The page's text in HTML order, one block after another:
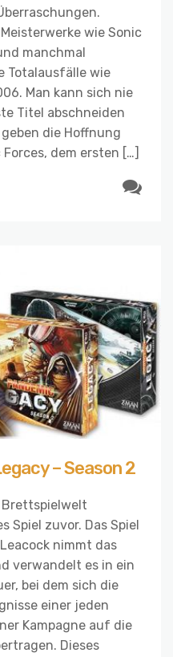
wie Sonic
manchmal
Totalausfälle wie
Man kann sich nie
Titel abschneiden
die Hoffnung
dem ersten […]
– Season 2
Brettspielwelt
Spiel zuvor. Das Spiel
nimmt das
verwandelt es in ein
bei dem sich die
einer jeden
Kampagne auf die
Dieses